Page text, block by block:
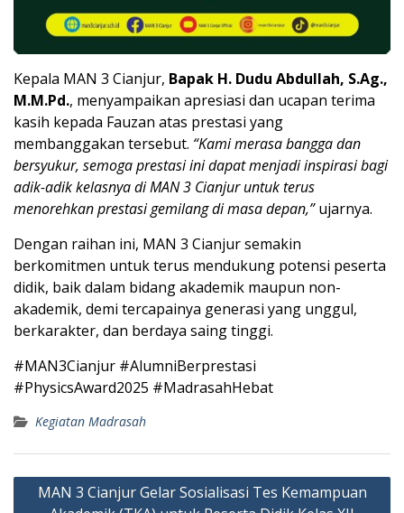
Kepala MAN 3 Cianjur, Bapak H. Dudu Abdullah, S.Ag.,
M.M.Pd., menyampaikan apresiasi dan ucapan terima
kasih kepada Fauzan atas prestasi yang
membanggakan tersebut. “Kami merasa bangga dan
bersyukur, semoga prestasi ini dapat menjadi inspirasi bagi
adik-adik kelasnya di MAN 3 Cianjur untuk terus
menorehkan prestasi gemilang di masa depan,”ujarnya.
Dengan raihan ini, MAN 3 Cianjur semakin
berkomitmen untuk terus mendukung potensi peserta
didik, baik dalam bidang akademik maupun non-
akademik, demi tercapainya generasi yang unggul,
berkarakter, dan berdaya saing tinggi.
#MAN3Cianjur #AlumniBerprestasi
#PhysicsAward2025 #MadrasahHebat
Kegiatan Madrasah
Navigasi
MAN 3 Cianjur Gelar Sosialisasi Tes Kemampuan